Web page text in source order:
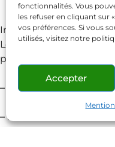
fonctionnalités. Vous
les refuser en cliquant sur
vos préférences. Si vous
utilisés, visitez notre
Accepter
Information
Les répétitions des
peuvent
– Jours fériés tombant
– Périodes de fêtes de